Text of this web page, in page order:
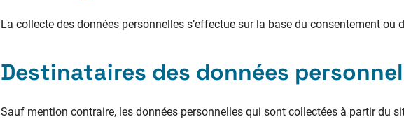
La collecte des données personnelles s’effectue sur la base du consentement ou
Destinataires des données
Sauf mention contraire, les données personnelles qui sont collectées à partir du